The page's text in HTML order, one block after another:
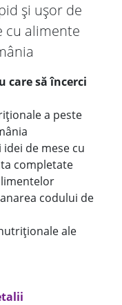
și ușor de
alimente
care să încerci
a peste
de mese cu
completate
codului de
ale